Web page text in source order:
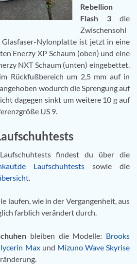
Rebellion
Flash 3die
Zwischensohl
Nylonplatte ist jetzt in eine
Enerzy XP Schaum (oben) und eine
NXT Schaum (unten) eingebettet.
Rückfußbereich um 2,5 mm auf in
wodurch die Sprengung auf
dagegen sinkt um weitere 10 g auf
US 9.
findest du über die
Laufschuhtests sowie die
.
laufen, wie in der Vergangenheit, aus
farblich verändert durch.
bleiben die Modelle: Brooks
Maxund Mizuno Wave Skyrise